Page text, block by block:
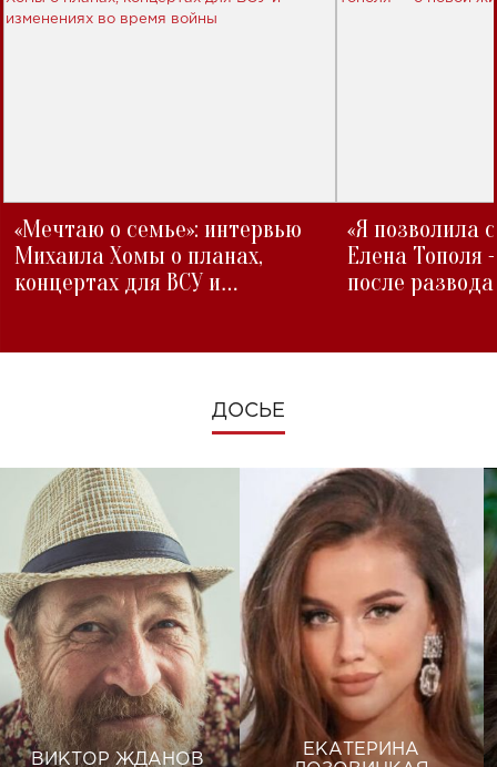
«Мечтаю о семье»: интервью
Михаила Хомы о планах,
концертах для ВСУ и
«Я позволила
Елена Тополя
после развода
ДОСЬЕ
ВИКТОР ЖДАНОВ
ЕКАТЕРИНА